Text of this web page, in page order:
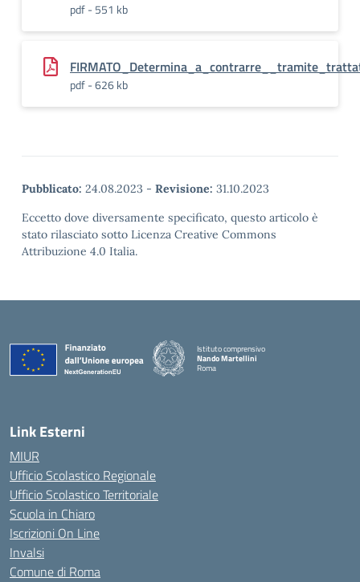
pdf - 551 kb
pdf - 626 kb
Pubblicato: 24.08.2023 - Revisione: 31.10.2023
Eccetto dove diversamente specificato, questo articolo è
stato rilasciato sotto Licenza Creative Commons
Attribuzione 4.0 Italia.
Istituto comprensivo
Nando Martellini
Roma
Link Esterni
MIUR
Ufficio Scolastico Regionale
Ufficio Scolastico Territoriale
Scuola in Chiaro
Iscrizioni On Line
Invalsi
Comune di Roma